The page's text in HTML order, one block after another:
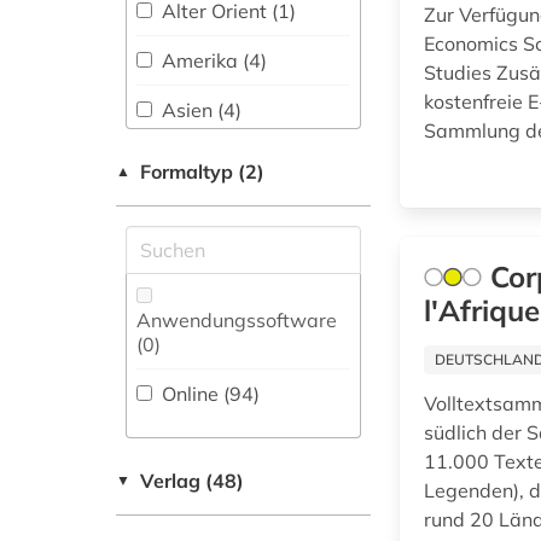
Forschung, Hochschul-,
Museumswesen (14)
landesbibliothek (1)
behindertenarbeit
(1)
belgien (1)
belletristik (3)
beneluxländer (1)
berufsausbildung (1)
betriebsführung (3)
betriebswirtschaft
Alter Orient (1)
Amerika (4)
Asien (4)
(1)
Baden-
Wuerttemberg (1)
Belgien (1)
China (5)
Europa (4)
▲ Formaltyp (2)
Anwendungssoftware
(0)
Online (94)
▼ Verlag (48)
Zur
Economics
Studies
kostenfreie
Sammlung
südlich der
11.000
Legenden),
rund 20